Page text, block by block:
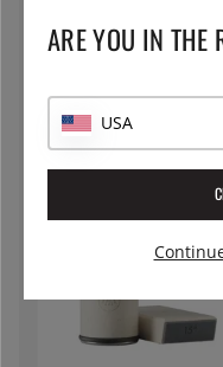
KITCHEN CRAFT
Kitchen Craft
ARE YOU IN THE
USA